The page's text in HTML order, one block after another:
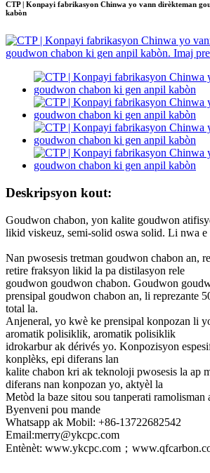
CTP | Konpayi fabrikasyon Chinwa yo vann dirèkteman
kabòn
Deskripsyon kout:
Goudwon ​​chabon, yon kalite goudwon
likid viskeuz, semi-solid oswa solid. Li nwa e
Nan pwosesis tretman goudwon ​​chabon an,
retire fraksyon likid la pa distilasyon rele
goudwon ​​goudwon ​​chabon. Goudwon
prensipal goudwon ​​chabon an, li reprezante
total la.
Anjeneral, yo kwè ke prensipal konpozan li
aromatik polisiklik, aromatik polisiklik
idrokarbur ak dérivés yo. Konpozisyon
konplèks, epi diferans lan
kalite chabon kri ak teknoloji pwosesis la ap
diferans nan konpozan yo, aktyèl la
Metòd la baze sitou sou tanperati ramolisman
Byenveni pou mande
Whatsapp ak Mobil: +86-13722682542
Email:merry@ykcpc.com
Entènèt: www.ykcpc.com；